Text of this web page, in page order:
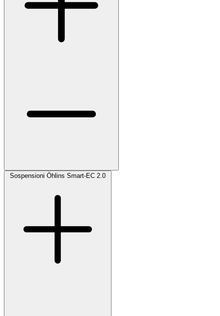
Sospensioni Öhlins Smart-EC 2.0